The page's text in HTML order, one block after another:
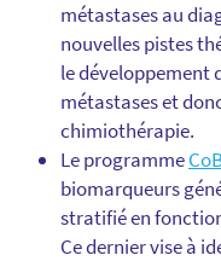
métastases au
nouvelles pistes
le développement
métastases et
chimiothérapie.
Le programme
biomarqueurs
stratifié en
Ce dernier vise à